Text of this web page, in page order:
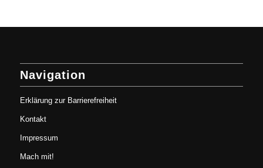
Navigation
Erklärung zur Barrierefreiheit
Kontakt
Impressum
Mach mit!